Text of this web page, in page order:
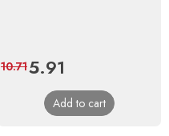
Price
5.91
price
10.71
Add to cart